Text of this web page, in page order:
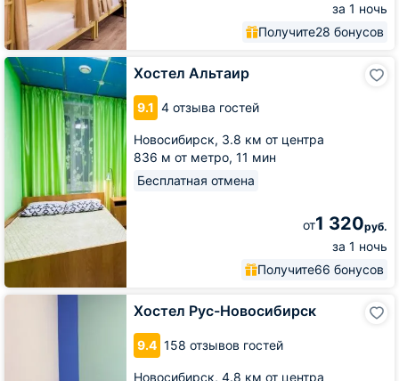
за 1 ночь
Получите28 бонусов
Хостел Альтаир
9.1 4 отзыва гостей
Новосибирск, 3.8 км от центра
836 м от метро, 11 мин
Бесплатная отмена
от1 320руб.
за 1 ночь
Получите66 бонусов
Хостел
Альтаир
Хостел Рус-Новосибирск
9.4 158 отзывов гостей
Новосибирск, 4.8 км от центра
Хостел